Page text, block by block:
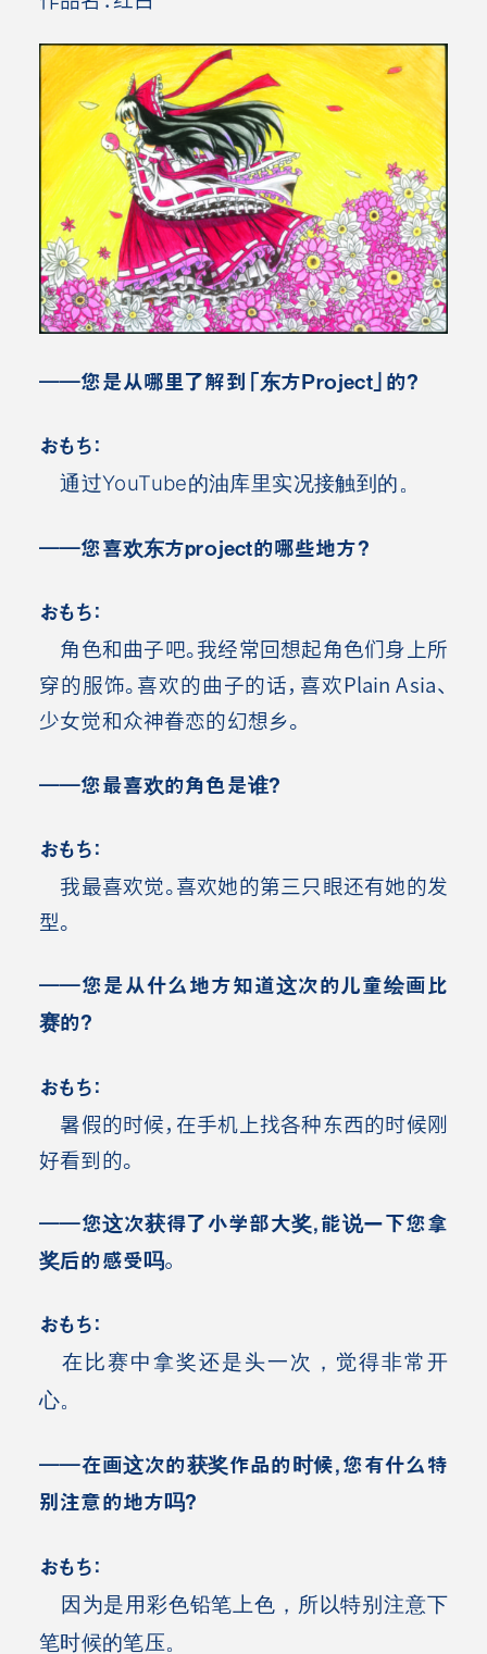
――您是从哪里了解到「东方Project」的？
おもち：
通过YouTube的油库里实况接触到的。
――您喜欢东方project的哪些地方？
おもち：
角色和曲子吧。我经常回想起角色们身上所
穿的服饰。喜欢的曲子的话，喜欢Plain Asia、
少女觉和众神眷恋的幻想乡。
――您最喜欢的角色是谁？
おもち：
我最喜欢觉。喜欢她的第三只眼还有她的发
型。
――您是从什么地方知道这次的儿童绘画比
赛的？
おもち：
暑假的时候，在手机上找各种东西的时候刚
好看到的。
――您这次获得了小学部大奖，能说一下您拿
奖后的感受吗。
おもち：
在比赛中拿奖还是头一次，觉得非常开
心。
――在画这次的获奖作品的时候，您有什么特
别注意的地方吗？
おもち：
因为是用彩色铅笔上色，所以特别注意下
笔时候的笔压。